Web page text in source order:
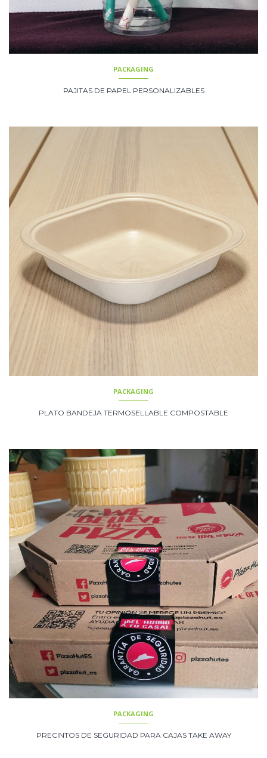
PACKAGING
PAJITAS DE PAPEL PERSONALIZABLES
PACKAGING
PLATO BANDEJA TERMOSELLABLE COMPOSTABLE
PACKAGING
PRECINTOS DE SEGURIDAD PARA CAJAS TAKE AWAY